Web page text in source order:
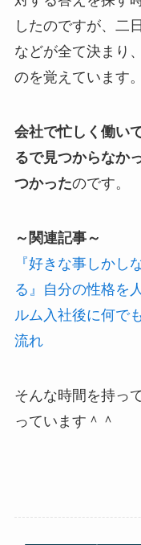
したのですが、二
などが全て決まり
のを覚えています。
会社で忙しく働い
るで見つからなか
つかったのです。
～関連記事～
『好きな事しかし
る』自分の性格を
ルム入社後に何で
流れ
そんな時間を持っ
っています＾＾